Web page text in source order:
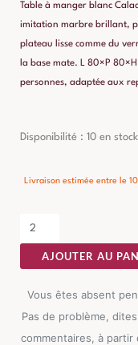
Table à manger blanc
imitation marbre brillant,
plateau lisse comme du
la base mate. L 80×P
personnes, adaptée aux
Disponibilité : 10 en stock
Livraison estimée entre
quantité
Table
Manger
Céramique
Blanc
AJOUTER AU
Vous êtes absent
Pas de problème,
commentaires, à